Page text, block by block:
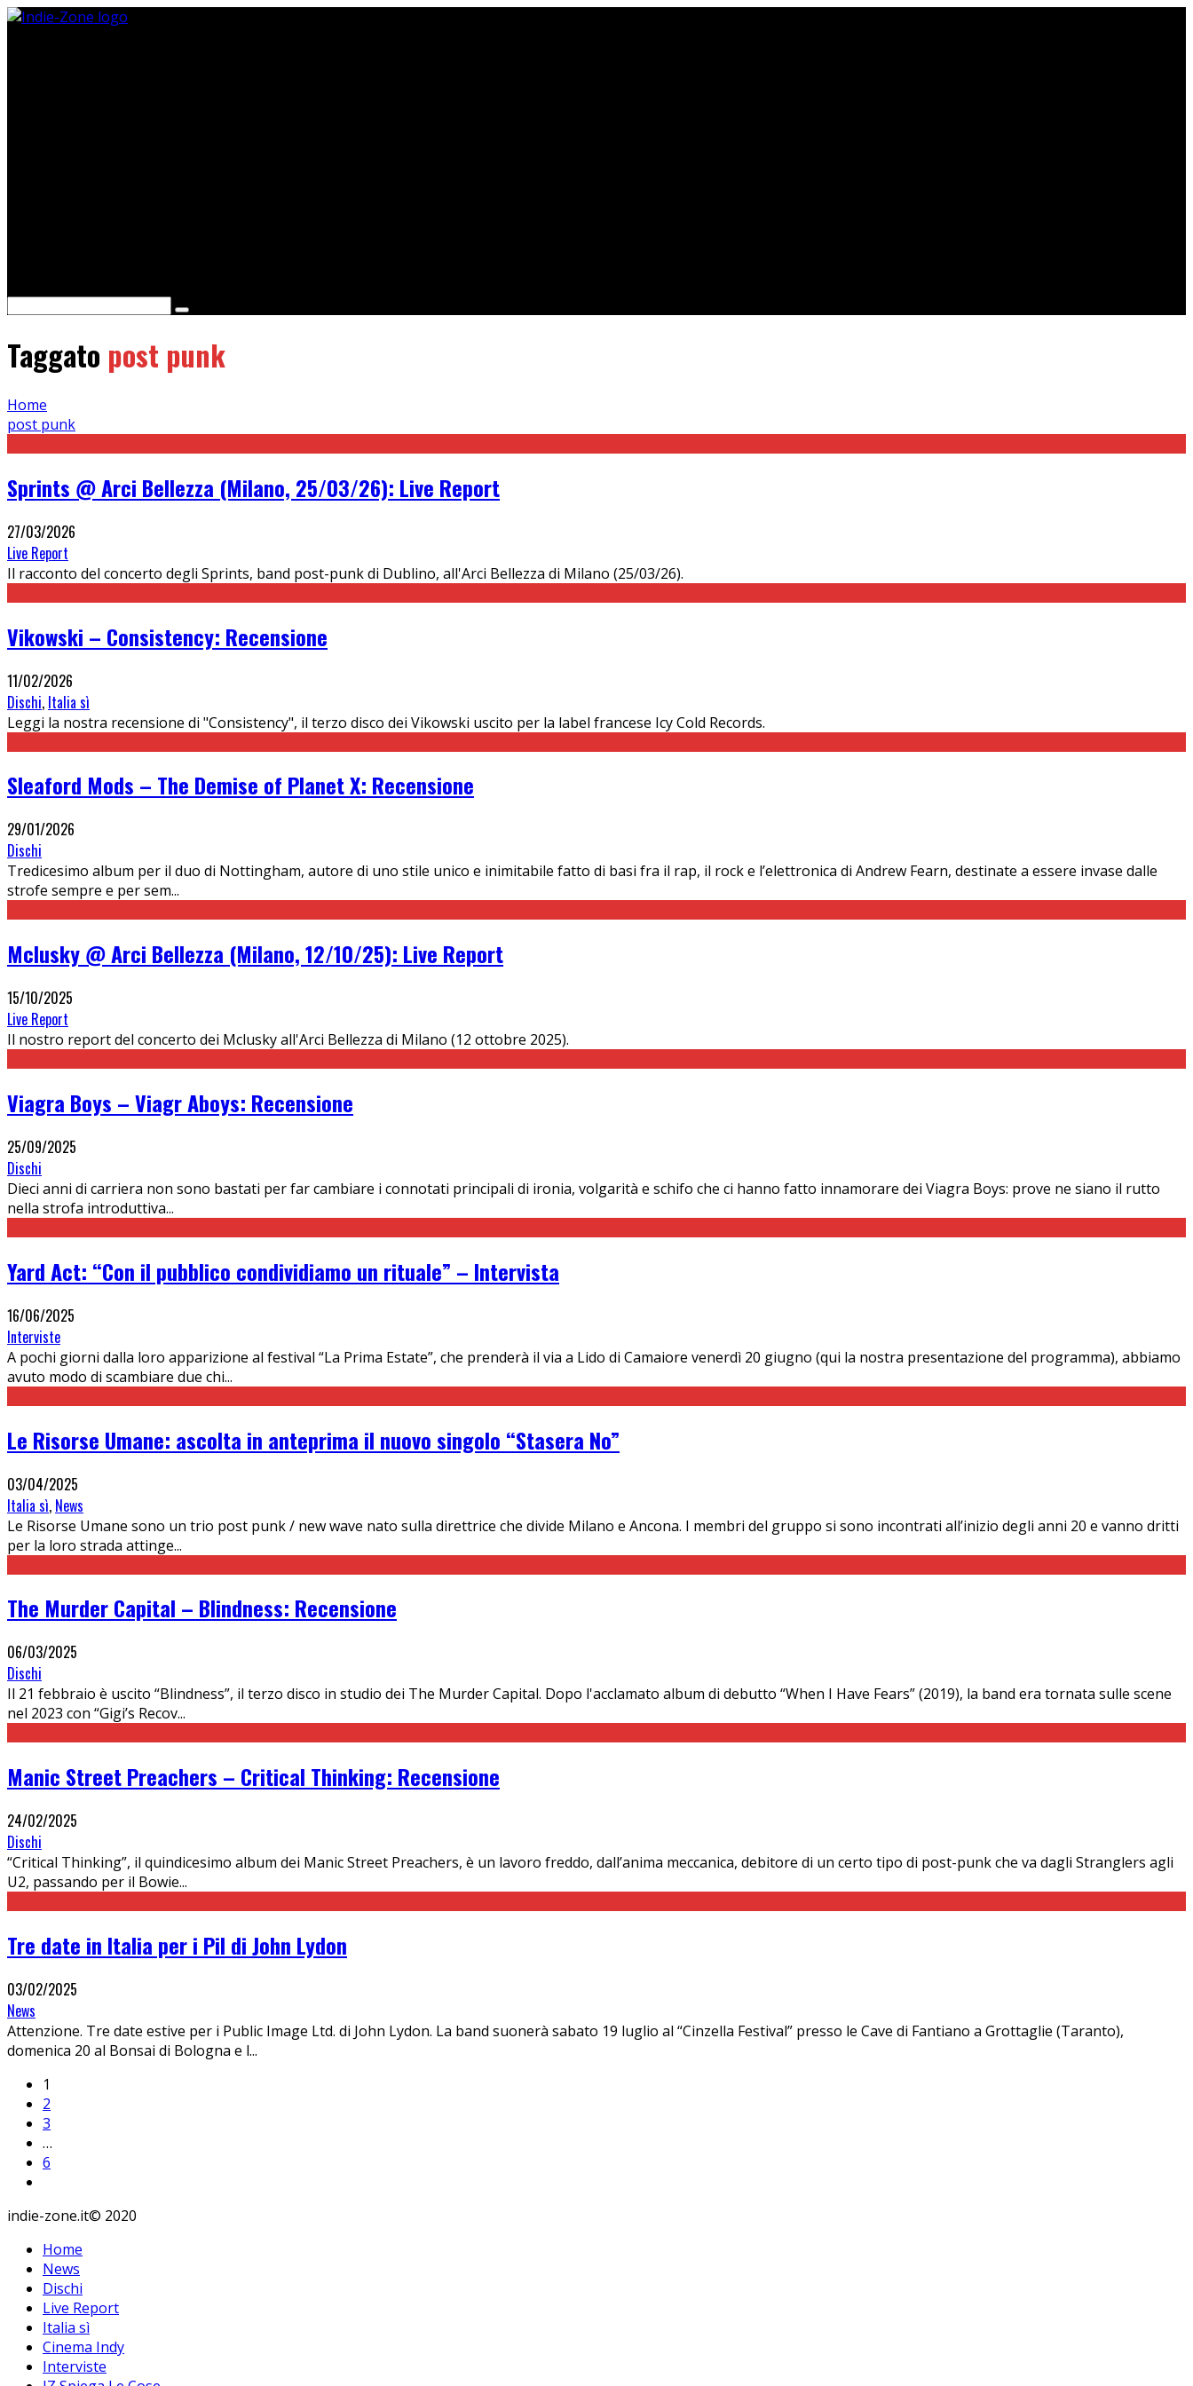
Taggato post punk
Home
post punk
Sprints @ Arci Bellezza (Milano, 25/03/26): Live Report
27/03/2026
Live Report
Il racconto del concerto degli Sprints, band post-punk di Dublino, all'Arci Bellezza di Milano (25/03/26).
Vikowski – Consistency: Recensione
11/02/2026
Dischi, Italia sì
Leggi la nostra recensione di "Consistency", il terzo disco dei Vikowski uscito per la label francese Icy Cold Records.
Sleaford Mods – The Demise of Planet X: Recensione
29/01/2026
Dischi
Tredicesimo album per il duo di Nottingham, autore di uno stile unico e inimitabile fatto di basi fra il rap, il rock e l’elettronica di Andrew Fearn, destinate a essere invase dalle
strofe sempre e per sem...
Mclusky @ Arci Bellezza (Milano, 12/10/25): Live Report
15/10/2025
Live Report
Il nostro report del concerto dei Mclusky all'Arci Bellezza di Milano (12 ottobre 2025).
Viagra Boys – Viagr Aboys: Recensione
25/09/2025
Dischi
Dieci anni di carriera non sono bastati per far cambiare i connotati principali di ironia, volgarità e schifo che ci hanno fatto innamorare dei Viagra Boys: prove ne siano il rutto
nella strofa introduttiva...
Yard Act: “Con il pubblico condividiamo un rituale” – Intervista
16/06/2025
Interviste
A pochi giorni dalla loro apparizione al festival “La Prima Estate”, che prenderà il via a Lido di Camaiore venerdì 20 giugno (qui la nostra presentazione del programma), abbiamo
avuto modo di scambiare due chi...
Le Risorse Umane: ascolta in anteprima il nuovo singolo “Stasera No”
03/04/2025
Italia sì, News
Le Risorse Umane sono un trio post punk / new wave nato sulla direttrice che divide Milano e Ancona. I membri del gruppo si sono incontrati all’inizio degli anni 20 e vanno dritti
per la loro strada attinge...
The Murder Capital – Blindness: Recensione
06/03/2025
Dischi
Il 21 febbraio è uscito “Blindness”, il terzo disco in studio dei The Murder Capital. Dopo l'acclamato album di debutto “When I Have Fears” (2019), la band era tornata sulle scene
nel 2023 con “Gigi’s Recov...
Manic Street Preachers – Critical Thinking: Recensione
24/02/2025
Dischi
“Critical Thinking”, il quindicesimo album dei Manic Street Preachers, è un lavoro freddo, dall’anima meccanica, debitore di un certo tipo di post-punk che va dagli Stranglers agli
U2, passando per il Bowie...
Tre date in Italia per i Pil di John Lydon
03/02/2025
News
Attenzione. Tre date estive per i Public Image Ltd. di John Lydon. La band suonerà sabato 19 luglio al “Cinzella Festival” presso le Cave di Fantiano a Grottaglie (Taranto),
domenica 20 al Bonsai di Bologna e l...
1
2
3
…
6
indie-zone.it© 2020
Home
News
Dischi
Live Report
Italia sì
Cinema Indy
Interviste